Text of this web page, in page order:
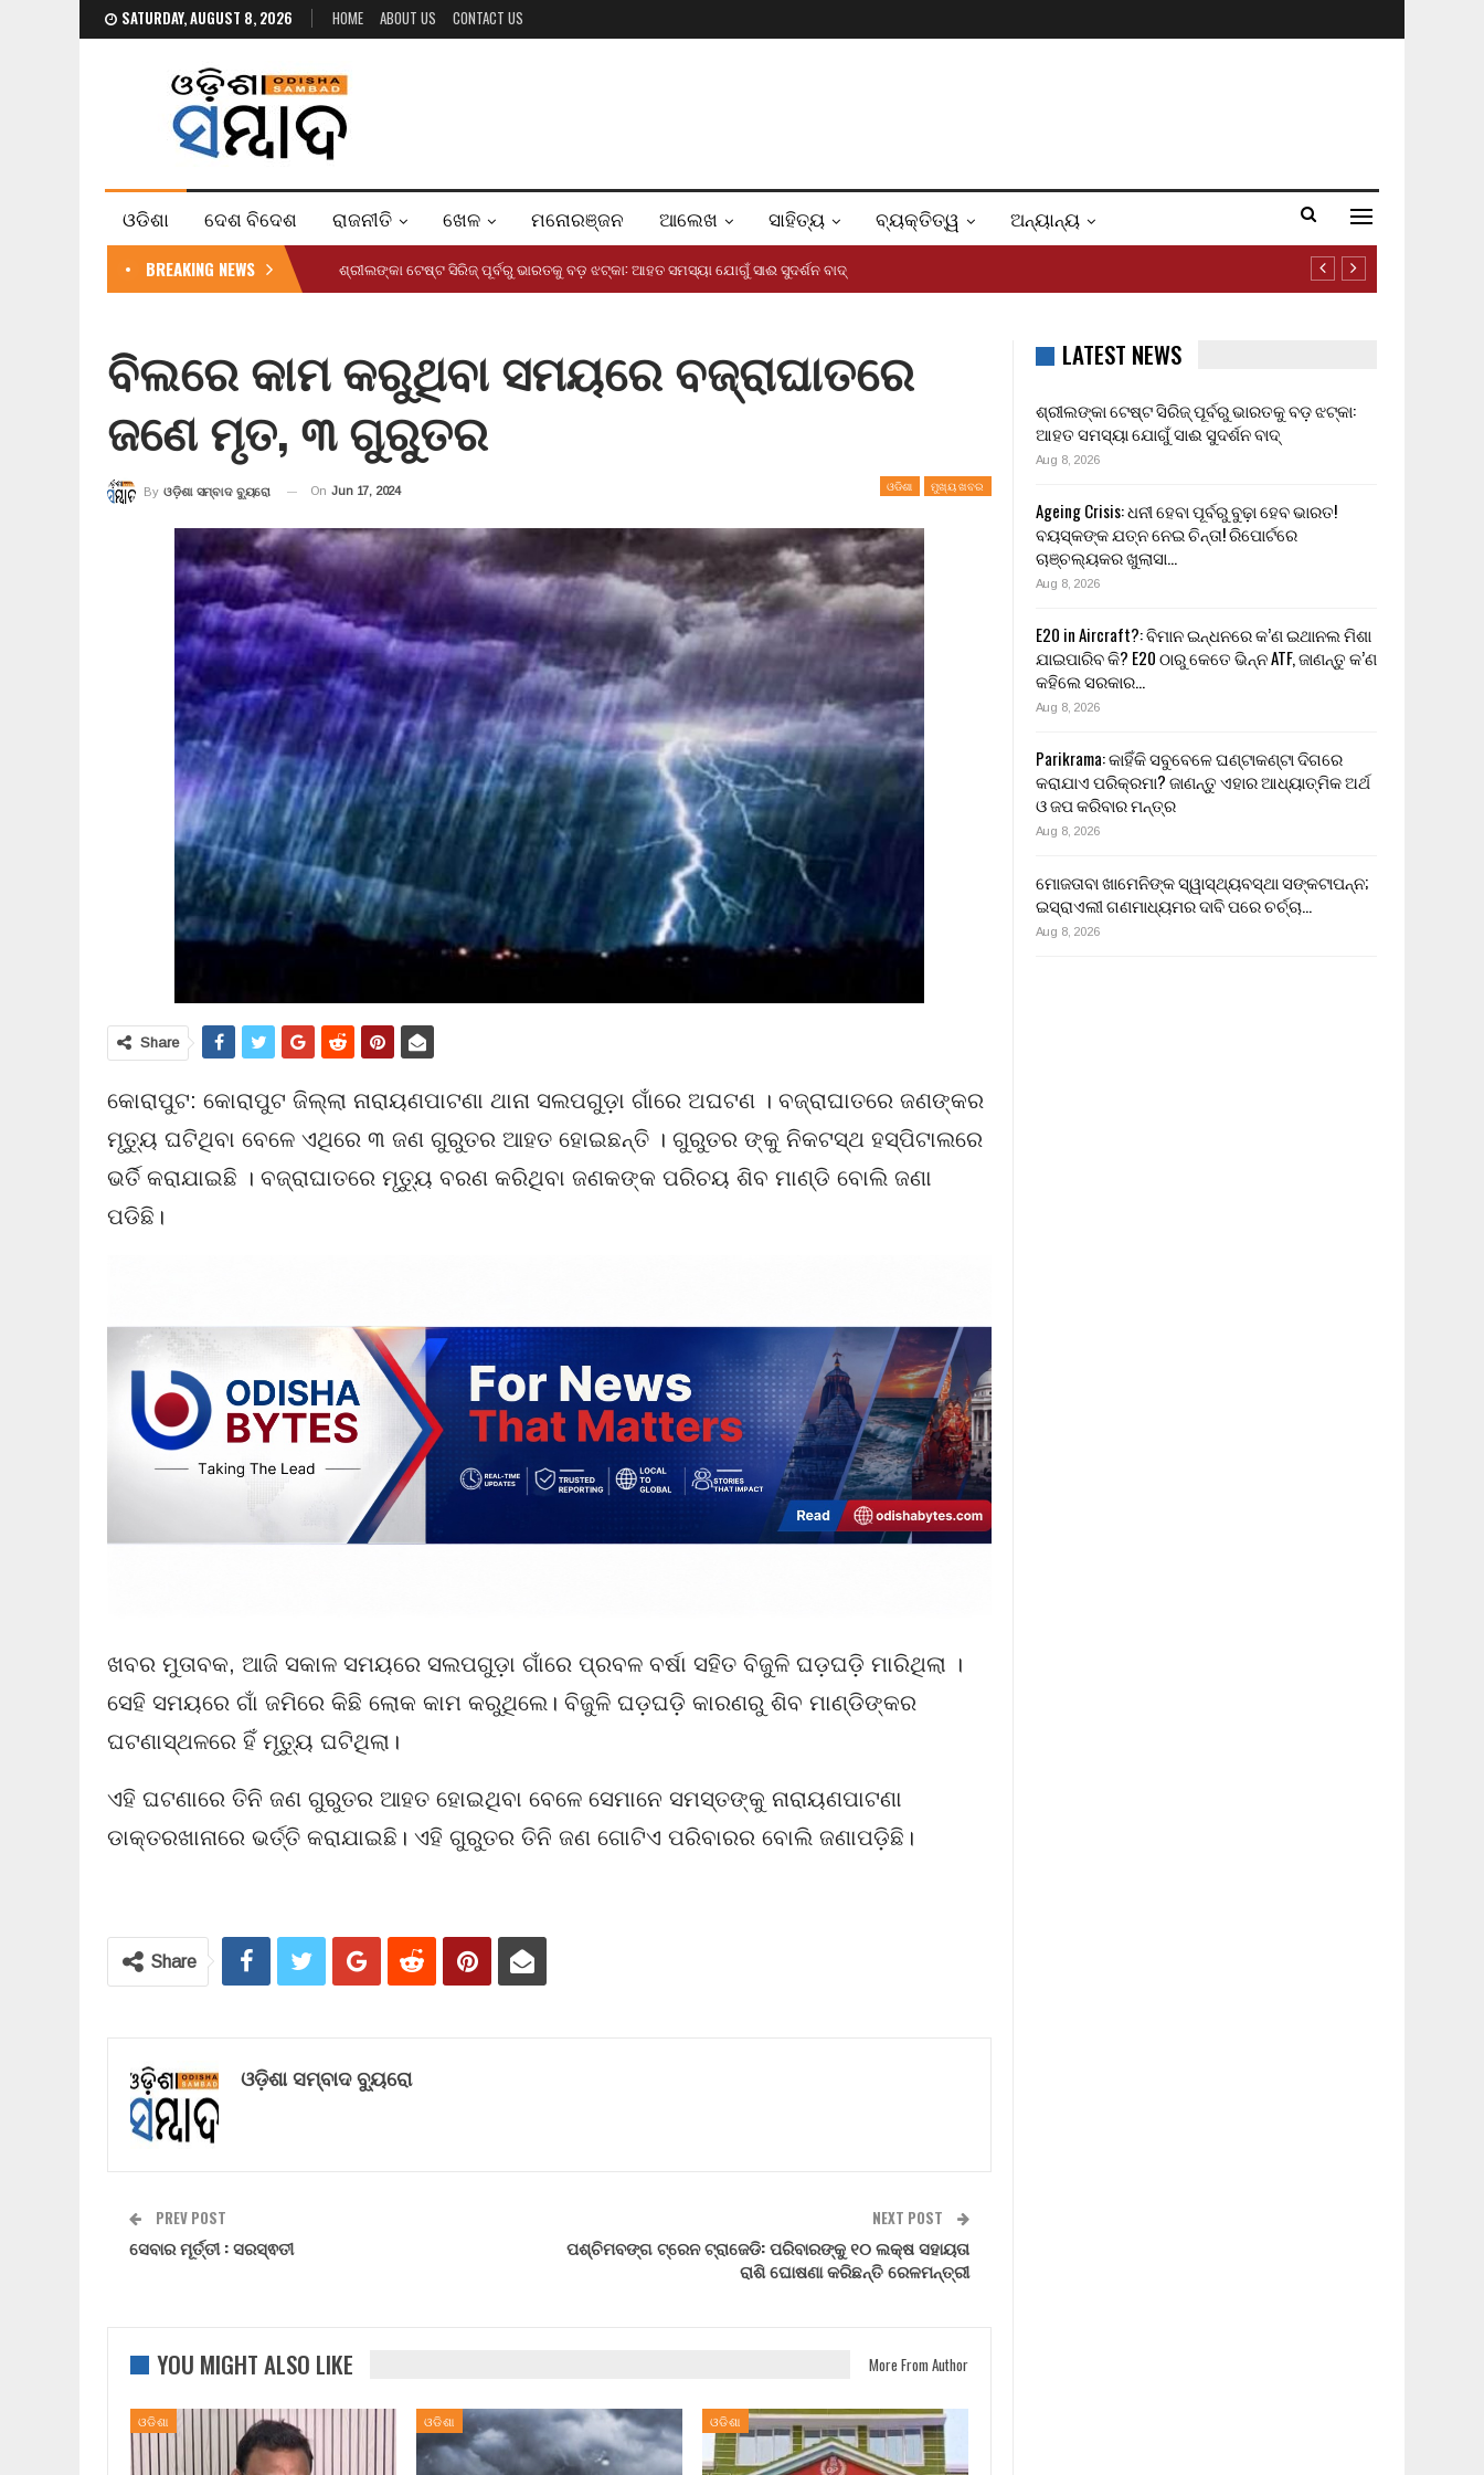
SATURDAY, AUGUST 8, 2026 HOME ABOUT US CONTACT US
ଓଡିଶା ଦେଶ ବିଦେଶ ରାଜନୀତି ଖେଳ ମନୋରଞ୍ଜନ ଆଲେଖ ସାହିତ୍ୟ ବ୍ୟକ୍ତିତ୍ୱ ଅନ୍ୟାନ୍ୟ
BREAKING NEWS ଶ୍ରୀଲଙ୍କା ଟେଷ୍ଟ ସିରିଜ୍ ପୂର୍ବରୁ ଭାରତକୁ ବଡ଼ ଝଟ୍‌କା: ଆହତ ସମସ୍ୟା ଯୋଗୁଁ ସାଈ ସୁଦର୍ଶନ ବାଦ୍
ବିଲରେ କାମ କରୁଥିବା ସମୟରେ ବଜ୍ରାଘାତରେ
ଜଣେ ମୃତ, ୩ ଗୁରୁତର
ଓଡିଶା ମୁଖ୍ୟ ଖବର
By ଓଡ଼ିଶା ସମ୍ବାଦ ବ୍ୟୁରୋ On Jun 17, 2024
Share
କୋରାପୁଟ: କୋରାପୁଟ ଜିଲ୍ଲା ନାରାୟଣପାଟଣା ଥାନା ସଲପଗୁଡ଼ା ଗାଁରେ ଅଘଟଣ । ବଜ୍ରାଘାତରେ ଜଣଙ୍କର
ମୃତ୍ୟୁ ଘଟିଥିବା ବେଳେ ଏଥିରେ ୩ ଜଣ ଗୁରୁତର ଆହତ ହୋଇଛନ୍ତି । ଗୁରୁତର ଙ୍କୁ ନିକଟସ୍ଥ ହସ୍ପିଟାଲରେ
ଭର୍ତି କରାଯାଇଛି । ବଜ୍ରାଘାତରେ ମୃତ୍ୟୁ ବରଣ କରିଥିବା ଜଣକଙ୍କ ପରିଚୟ ଶିବ ମାଣ୍ଡି ବୋଲି ଜଣା
ପଡିଛି।
ଖବର ମୁତାବକ, ଆଜି ସକାଳ ସମୟରେ ସଲପଗୁଡ଼ା ଗାଁରେ ପ୍ରବଳ ବର୍ଷା ସହିତ ବିଜୁଳି ଘଡ଼ଘଡ଼ି ମାରିଥିଲା ।
ସେହି ସମୟରେ ଗାଁ ଜମିରେ କିଛି ଲୋକ କାମ କରୁଥିଲେ। ବିଜୁଳି ଘଡ଼ଘଡ଼ି କାରଣରୁ ଶିବ ମାଣ୍ଡିଙ୍କର
ଘଟଣାସ୍ଥଳରେ ହିଁ ମୃତ୍ୟୁ ଘଟିଥିଲା।
ଏହି ଘଟଣାରେ ତିନି ଜଣ ଗୁରୁତର ଆହତ ହୋଇଥିବା ବେଳେ ସେମାନେ ସମସ୍ତଙ୍କୁ ନାରାୟଣପାଟଣା
ଡାକ୍ତରଖାନାରେ ଭର୍ତ୍ତି କରାଯାଇଛି। ଏହି ଗୁରୁତର ତିନି ଜଣ ଗୋଟିଏ ପରିବାରର ବୋଲି ଜଣାପଡ଼ିଛି।
Share
ଓଡ଼ିଶା ସମ୍ବାଦ ବ୍ୟୁରୋ
PREV POST
ସେବାର ମୂର୍ତ୍ତୀ : ସରସ୍ଵତୀ
NEXT POST
ପଶ୍ଚିମବଙ୍ଗ ଟ୍ରେନ ଟ୍ରାଜେଡି: ପରିବାରଙ୍କୁ ୧୦ ଲକ୍ଷ ସହାୟତା
ରାଶି ଘୋଷଣା କରିଛନ୍ତି ରେଳମନ୍ତ୍ରୀ
YOU MIGHT ALSO LIKE More From Author
ଓଡିଶା ଓଡିଶା ଓଡିଶା
LATEST NEWS
ଶ୍ରୀଲଙ୍କା ଟେଷ୍ଟ ସିରିଜ୍ ପୂର୍ବରୁ ଭାରତକୁ ବଡ଼ ଝଟ୍‌କା:
ଆହତ ସମସ୍ୟା ଯୋଗୁଁ ସାଈ ସୁଦର୍ଶନ ବାଦ୍
Aug 8, 2026
Ageing Crisis: ଧନୀ ହେବା ପୂର୍ବରୁ ବୁଢ଼ା ହେବ ଭାରତ!
ବୟସ୍କଙ୍କ ଯତ୍ନ ନେଇ ଚିନ୍ତା! ରିପୋର୍ଟରେ
ଚାଞ୍ଚଲ୍ୟକର ଖୁଲାସା…
Aug 8, 2026
E20 in Aircraft?: ବିମାନ ଇନ୍ଧନରେ କ’ଣ ଇଥାନଲ ମିଶା
ଯାଇପାରିବ କି? E20 ଠାରୁ କେତେ ଭିନ୍ନ ATF, ଜାଣନ୍ତୁ କ’ଣ
କହିଲେ ସରକାର…
Aug 8, 2026
Parikrama: କାହିଁକି ସବୁବେଳେ ଘଣ୍ଟାକଣ୍ଟା ଦିଗରେ
କରାଯାଏ ପରିକ୍ରମା? ଜାଣନ୍ତୁ ଏହାର ଆଧ୍ୟାତ୍ମିକ ଅର୍ଥ
ଓ ଜପ କରିବାର ମନ୍ତ୍ର
Aug 8, 2026
ମୋଜତାବା ଖାମେନିଙ୍କ ସ୍ୱାସ୍ଥ୍ୟବସ୍ଥା ସଙ୍କଟାପନ୍ନ;
ଇସ୍ରାଏଲୀ ଗଣମାଧ୍ୟମର ଦାବି ପରେ ଚର୍ଚ୍ଚା…
Aug 8, 2026